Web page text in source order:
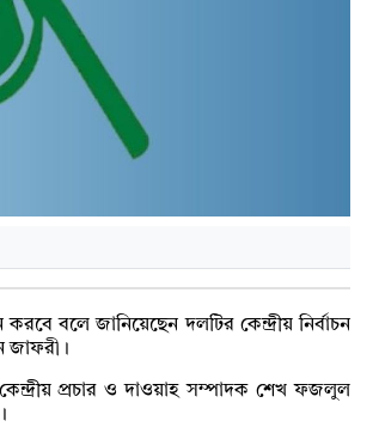
বলে জানিয়েছেন দলটির কেন্দ্রীয় নির্বাচন
জাফরী।
প্রচার ও দাওয়াহ সম্পাদক শেখ ফজলুল